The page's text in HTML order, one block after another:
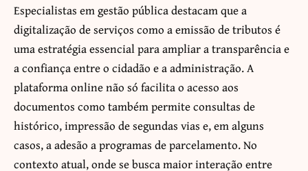
Especialistas em gestão pública destacam que a
digitalização de serviços como a emissão de tributos é
uma estratégia essencial para ampliar a transparência e
a confiança entre o cidadão e a administração. A
plataforma online não só facilita o acesso aos
documentos como também permite consultas de
histórico, impressão de segundas vias e, em alguns
casos, a adesão a programas de parcelamento. No
contexto atual, onde se busca maior interação entre